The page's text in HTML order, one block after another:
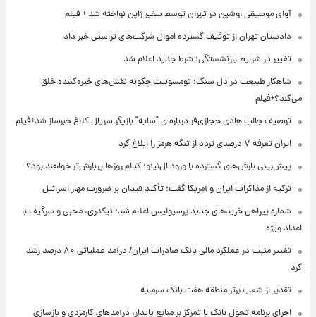
آوای موسیقی اوشین در تهران توسط سفیر ژاپن نواخته شد + فیلم
دادستان تهران از توقیف گسترده اموال شرکت‌های تراستی خبر داد
تغییر در شرایط بازنشستگی؛ شرط جدید اعلام شد
شاهکار طبیعت در دل سنگ؛ تومسونیت چگونه نقش‌های خیره‌کننده خلق
می‌کند؟+فیلم
توصیف جالب هادی حجازی‌فر درباره ی "سایه" بازیگر سریال کلاغ خبرساز شد+فیلم
ایران تعرفه ۷ درصدی تردد از تنگه هرمز را ابلاغ کرد
پیش‌بینی بارش‌های گسترده با ورود ال‌نینو؛ کدام روزها پربارش‌تر خواهند بود؟
ترکیه از مذاکرات ایران و آمریکا گفت؛ تأکید فیدان بر ضرورت مهار اسرائیل
شماره پیراهن خریدهای جدید پرسپولیس اعلام شد؛ تیکدری، محبی و سرگیف با
اعداد ویژه
تغییر مثبت در عملکرد مالی بانک صادرات ایران/ درآمد عملیاتی ۸۰ درصد رشد
کرد
تقدیر از شعب برتر منطقه هفت بانک سرمایه
اجرای برنامه تحول بانک با تمرکز بر منابع پایدار، درآمدهای کارمزدی و بازسازی